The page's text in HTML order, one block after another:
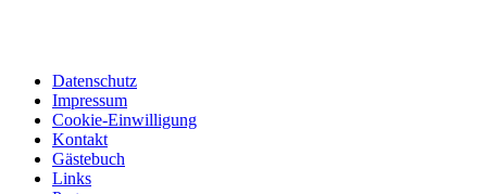
Datenschutz
Impressum
Cookie-Einwilligung
Kontakt
Gästebuch
Links